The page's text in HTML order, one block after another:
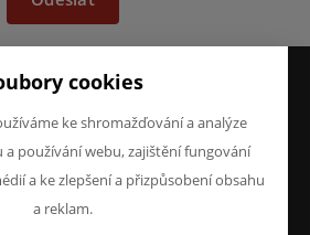
O FIRMĚ
O nás
Kontakty
cookies
ke shromažďování a analýze
používání webu, zajištění fungování
a ke zlepšení a přizpůsobení obsahu
a reklam.